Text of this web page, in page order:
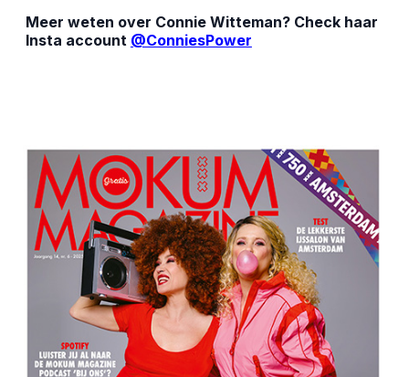
Meer weten over Connie Witteman? Check haar
Insta account @ConniesPower